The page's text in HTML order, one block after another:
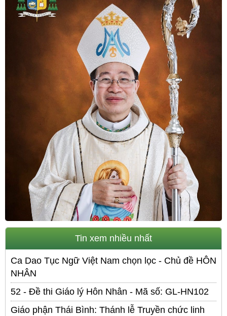
Tin xem nhiều nhất
Ca Dao Tục Ngữ Việt Nam chọn lọc - Chủ đề HÔN
NHÂN
52 - Đề thi Giáo lý Hôn Nhân - Mã số: GL-HN102
Giáo phận Thái Bình: Thánh lễ Truyền chức linh